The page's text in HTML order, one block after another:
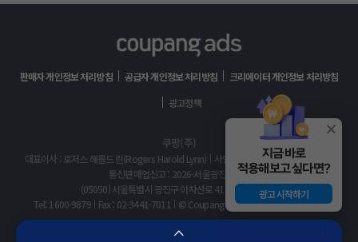
지금 바로
적용해보고 싶다면?
광고 시작하기
판매자 개인정보 처리방침 공급자 개인정보 처리방침
크리에이터 개인정보 처리방침
광고정책
쿠팡(주)
대표이사 : 로저스 해롤드 린(Rogers Harold Lynn)
사업자 등록번호 : 120-88-00767
통신판매업신고 : 2026-서울광진-1253
(05050) 서울특별시 광진구 아차산로 412, 2층 (자양동)
Tel: 1600-9879
Fax : 02-3441-7011 © Coupang Corp. All rights reserved.